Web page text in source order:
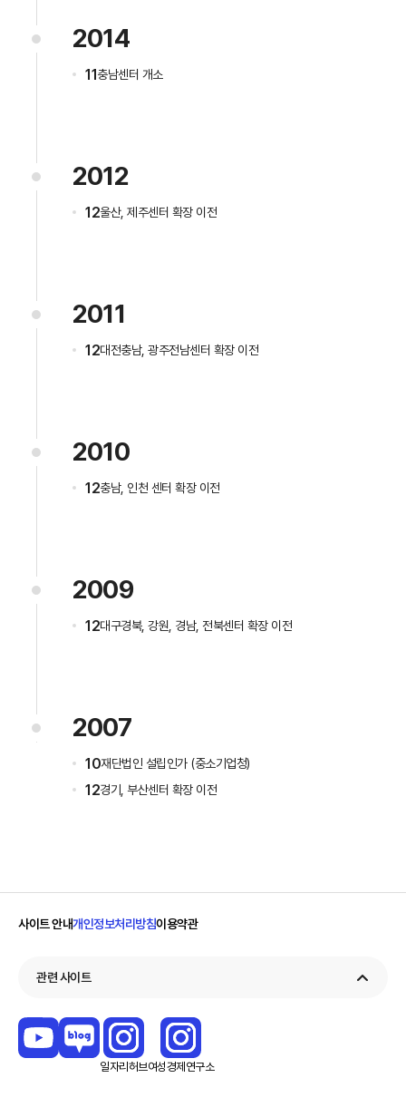
2014
11충남센터 개소
2012
12울산, 제주센터 확장 이전
2011
12대전충남, 광주전남센터 확장 이전
2010
12충남, 인천 센터 확장 이전
2009
12대구경북, 강원, 경남, 전북센터 확장 이전
2007
10재단법인 설립인가 (중소기업청)
12경기, 부산센터 확장 이전
사이트 안내개인정보처리방침이용약관
관련 사이트
일자리허브여성경제연구소